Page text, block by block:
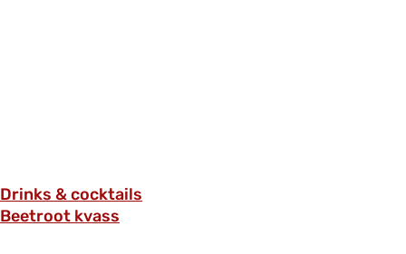
Drinks & cocktails
Beetroot kvass